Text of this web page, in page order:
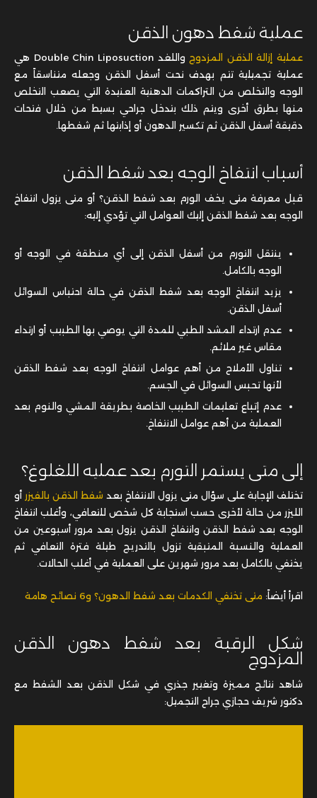
عملية شفط دهون الذقن
عملية إزالة الذقن المزدوج
واللغد Double Chin Liposuction هي
عملية تجميلية تتم بهدف نحت أسفل الذقن وجعله متناسقاً مع
الوجه والتخلص من التراكمات الدهنية العنيدة التي يصعب التخلص
منها بطرق أخرى ويتم ذلك بتدخل جراحي بسيط من خلال فتحات
دقيقة أسفل الذقن ثم تكسير الدهون أو إذابتها ثم شفطها.
أسباب انتفاخ الوجه بعد شفط الذقن
قبل معرفة متى يخف الورم بعد شفط الذقن؟ أو متى يزول انتفاخ
الوجه بعد شفط الذقن إليك العوامل التي تؤدي إليه:
ينتقل التورم من أسفل الذقن إلى أي منطقة في الوجه أو
الوجه بالكامل.
يزيد انتفاخ الوجه بعد شفط الذقن في حالة احتباس السوائل
أسفل الذقن.
عدم ارتداء المشد الطبي للمدة التي يوصي بها الطبيب أو ارتداء
مقاس غير ملائم.
تناول الأملاح من أهم عوامل انتفاخ الوجه بعد شفط الذقن
لأنها تحبس السوائل في الجسم.
عدم إتباع تعليمات الطبيب الخاصة بطريقة المشي والنوم بعد
العملية من أهم عوامل الانتفاخ.
إلى متى يستمر التورم بعد عمليه اللغلوغ؟
تختلف الإجابة على سؤال متى يزول الانتفاخ بعد شفط الذقن بالفيزر أو
الليزر من حالة لأخرى حسب استجابة كل شخص للتعافي، وأغلب انتفاخ
الوجه بعد شفط الذقن وانتفاخ الذقن يزول بعد مرور أسبوعين من
العملية والنسبة المتبقية تزول بالتدريج طيلة فترة التعافي ثم
يختفي بالكامل بعد مرور شهرين على العملية في أغلب الحالات.
اقرأ أيضاً: متى تختفي الكدمات بعد شفط الدهون؟ و6 نصائح هامة
شكل الرقبة بعد شفط دهون الذقن
المزدوج
شاهد نتائج مميزة وتغيير جذري في شكل الذقن بعد الشفط مع
دكتور شريف حجازي جراح التجميل: